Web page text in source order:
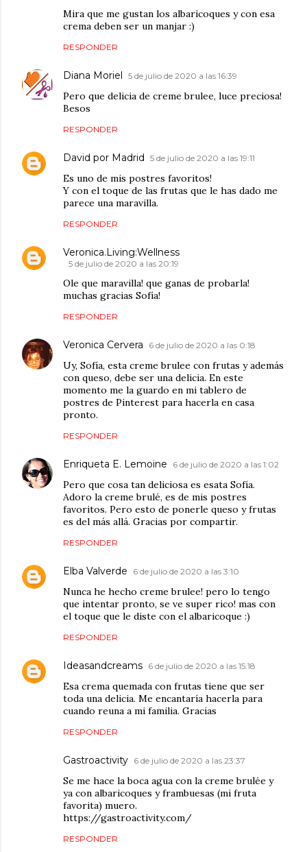
Mira que me gustan los albaricoques y con esa
crema deben ser un manjar :)
RESPONDER
Diana Moriel 5 de julio de 2020 a las 16:39
Pero que delicia de creme brulee, luce preciosa!
Besos
RESPONDER
David por Madrid 5 de julio de 2020 a las 19:11
Es uno de mis postres favoritos!
Y con el toque de las frutas que le has dado me
parece una maravilla.
RESPONDER
Veronica.Living:Wellness
5 de julio de 2020 a las 20:19
Ole que maravilla! que ganas de probarla!
muchas gracias Sofía!
RESPONDER
Veronica Cervera 6 de julio de 2020 a las 0:18
Uy, Sofía, esta creme brulee con frutas y además
con queso, debe ser una delicia. En este
momento me la guardo en mi tablero de
postres de Pinterest para hacerla en casa
pronto.
RESPONDER
Enriqueta E. Lemoine 6 de julio de 2020 a las 1:02
Pero que cosa tan deliciosa es esata Sofía.
Adoro la creme brulé, es de mis postres
favoritos. Pero esto de ponerle queso y frutas
es del más allá. Gracias por compartir.
RESPONDER
Elba Valverde 6 de julio de 2020 a las 3:10
Nunca he hecho creme brulee! pero lo tengo
que intentar pronto, se ve super rico! mas con
el toque que le diste con el albaricoque :)
RESPONDER
Ideasandcreams 6 de julio de 2020 a las 15:18
Esa crema quemada con frutas tiene que ser
toda una delicia. Me encantaría hacerla para
cuando reuna a mi familia. Gracias
RESPONDER
Gastroactivity 6 de julio de 2020 a las 23:37
Se me hace la boca agua con la creme brulée y
ya con albaricoques y frambuesas (mi fruta
favorita) muero.
https://gastroactivity.com/
RESPONDER